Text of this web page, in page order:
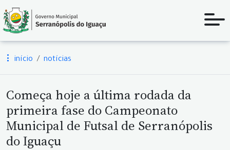
início notícias
Começa hoje a última rodada da
primeira fase do Campeonato
Municipal de Futsal de Serranópolis
do Iguaçu